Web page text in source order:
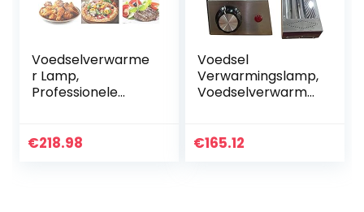
Voedselverwarme
r Lamp,
Professionele
Restaurant Keuken
€218.98
Voedsel
Verwarmingslamp,
Voedselverwarme
Rechthoekig
€165.12